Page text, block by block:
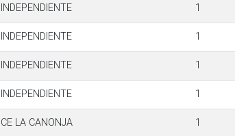
INDEPENDIENTE 1
INDEPENDIENTE 1
INDEPENDIENTE 1
INDEPENDIENTE 1
CE LA CANONJA 1